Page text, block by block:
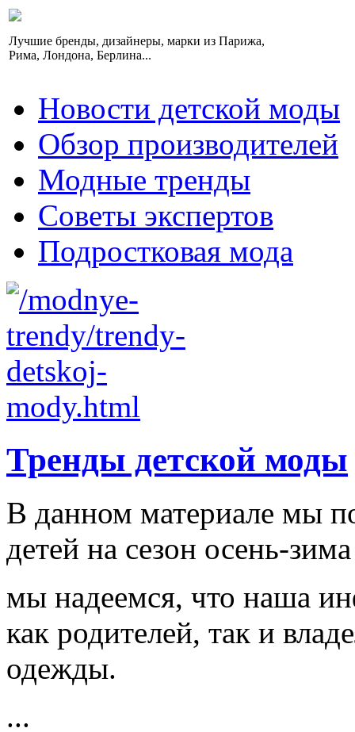
Лучшие бренды, дизайнеры, марки из Парижа,
Рима, Лондона, Берлина...
Новости детской моды
Обзор производителей
Модные тренды
Советы экспертов
Подростковая мода
Тренды детской моды
В данном материале мы
детей на сезон осень-
мы надеемся, что наша
как родителей, так и
одежды.
...